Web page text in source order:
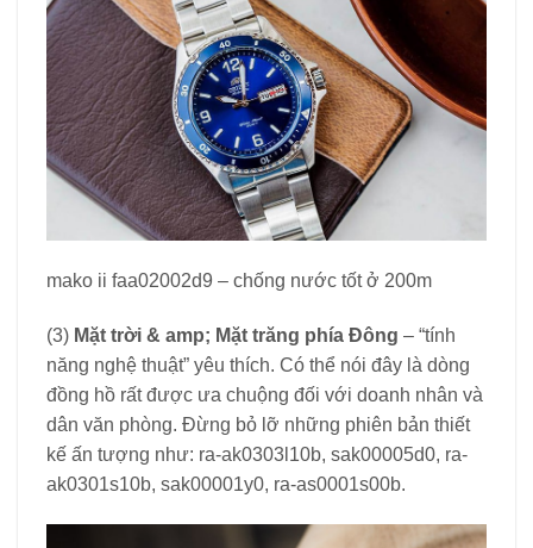
mako ii faa02002d9 – chống nước tốt ở 200m
(3) Mặt trời & amp; Mặt trăng phía Đông – “tính
năng nghệ thuật” yêu thích. Có thể nói đây là dòng
đồng hồ rất được ưa chuộng đối với doanh nhân và
dân văn phòng. Đừng bỏ lỡ những phiên bản thiết
kế ấn tượng như: ra-ak0303l10b, sak00005d0, ra-
ak0301s10b, sak00001y0, ra-as0001s00b.